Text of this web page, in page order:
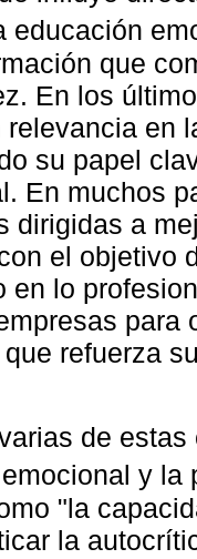
educación
que
En los
relevancia en
su papel
En muchos
dirigidas a
el objetivo
en lo
para
refuerza
de
y la
"la
la